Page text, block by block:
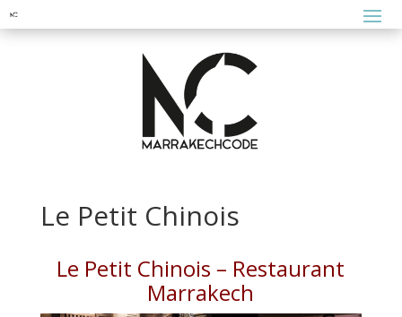
Le Petit Chinois
Le Petit Chinois – Restaurant
Marrakech